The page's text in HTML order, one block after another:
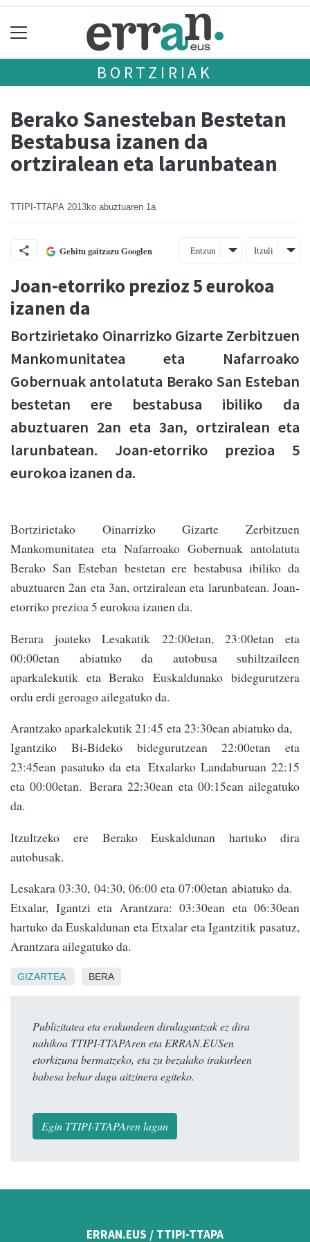
BORTZIRIAK
Berako Sanesteban Bestetan
Bestabusa izanen da
ortziralean eta larunbatean
TTIPI-TTAPA 2013ko abuztuaren 1a
Gehitu gaitzazu Googlen Entzun Itzuli
Joan-etorriko prezioz 5 eurokoa
izanen da
Bortzirietako Oinarrizko Gizarte Zerbitzuen
Mankomunitatea eta Nafarroako
Gobernuak antolatuta Berako San Esteban
bestetan ere bestabusa ibiliko da
abuztuaren 2an eta 3an, ortziralean eta
larunbatean. Joan-etorriko prezioa 5
eurokoa izanen da.
Bortzirietako Oinarrizko Gizarte Zerbitzuen
Mankomunitatea eta Nafarroako Gobernuak antolatuta
Berako San Esteban bestetan ere bestabusa ibiliko da
abuztuaren 2an eta 3an, ortziralean eta larunbatean. Joan-
etorriko prezioa 5 eurokoa izanen da.
Berara joateko Lesakatik 22:00etan, 23:00etan eta
00:00etan abiatuko da autobusa suhiltzaileen
aparkalekutik eta Berako Euskaldunako bidegurutzera
ordu erdi geroago ailegatuko da.
Arantzako aparkalekutik 21:45 eta 23:30ean abiatuko da,
Igantziko Bi-Bideko bidegurutzean 22:00etan eta
23:45ean pasatuko da eta Etxalarko Landaburuan 22:15
eta 00:00etan. Berara 22:30ean eta 00:15ean ailegatuko
da.
Itzultzeko ere Berako Euskaldunan hartuko dira
autobusak.
Lesakara 03:30, 04:30, 06:00 eta 07:00etan abiatuko da.
Etxalar, Igantzi eta Arantzara: 03:30ean eta 06:30ean
hartuko da Euskaldunan eta Etxalar eta Igantzitik pasatuz,
Arantzara ailegatuko da.
GIZARTEA BERA
Publizitatea eta erakundeen dirulaguntzak ez dira
nahikoa TTIPI-TTAPAren eta ERRAN.EUSen
etorkizuna bermatzeko, eta zu bezalako irakurleen
babesa behar dugu aitzinera egiteko.
Egin TTIPI-TTAPAren lagun
ERRAN.EUS / TTIPI-TTAPA